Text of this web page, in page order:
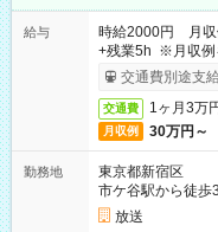
給与
時給2000円 月収
+残業5h ※月収例
取りサービス利用
交通費別途支
交通費 1ヶ月3万
月収例 30万円～
勤務地
東京都新宿区
市ケ谷駅から徒歩
放送